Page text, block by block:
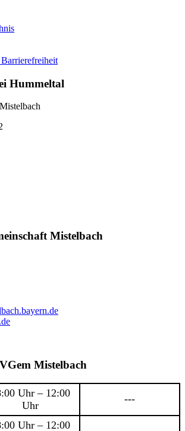
Hummeltal
Mistelbach
Mistelbach
Uhr – 12:00
Uhr
---
Uhr – 12:00